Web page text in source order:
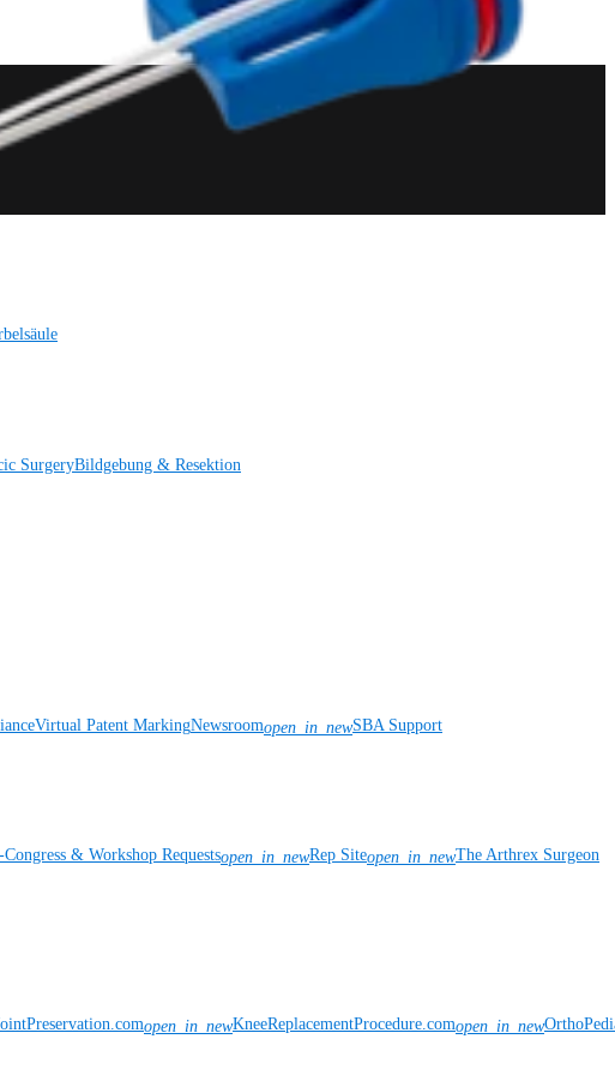
SurgeryBildgebung & Resektion
Virtual Patent MarkingNewsroomopen_in_newSBA Support
& Workshop Requestsopen_in_newRep Siteopen_in_newThe Arthrex Surgeon
open_in_newKneeReplacementProcedure.comopen_in_new